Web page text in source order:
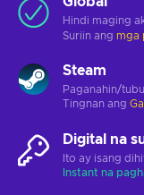
Hindi maging
Suriin ang mga
Steam
Paganahin/
Tingnan ang
Digital na
Ito ay isang
Instant na